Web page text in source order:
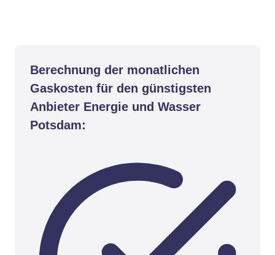
Berechnung der monatlichen
Gaskosten für den günstigsten
Anbieter Energie und Wasser
Potsdam: